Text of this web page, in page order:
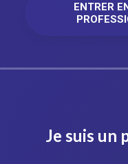
ENTRER
Je suis un